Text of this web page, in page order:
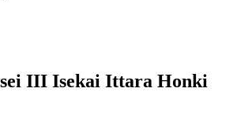
III Isekai Ittara Honki